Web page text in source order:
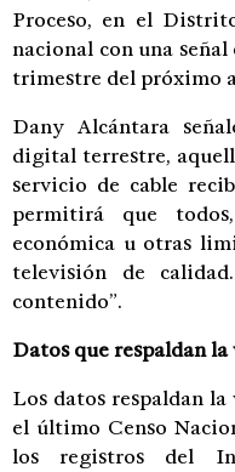
Proceso, en el
nacional con una
trimestre del próximo
Dany Alcántara
digital terrestre,
servicio de cable
permitirá que
económica u otras
televisión de
contenido”.
Datos que respaldan
Los datos respaldan la
el último Censo
los registros del